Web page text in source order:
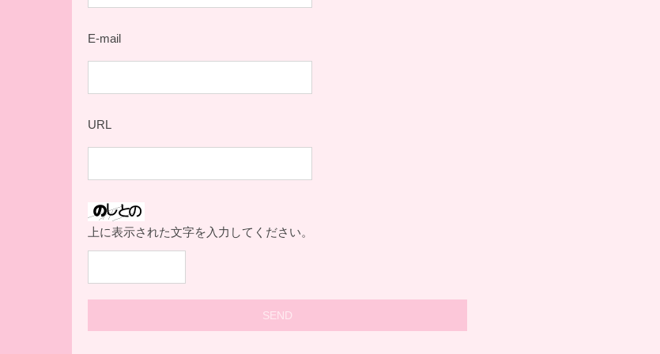
E-mail
URL
上に表示された文字を入力してください。